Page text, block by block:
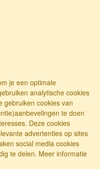
je een optimale
analytische cookies
gebruiken cookies van
te doen
Deze cookies
advertenties op sites
social media cookies
te delen. Meer informatie